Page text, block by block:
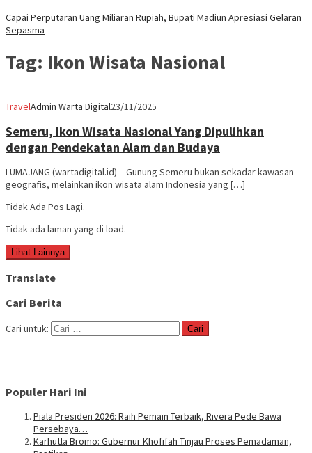
Capai Perputaran Uang Miliaran Rupiah, Bupati Madiun Apresiasi Gelaran
Sepasma
Tag: Ikon Wisata Nasional
TravelAdmin Warta Digital23/11/2025
Semeru, Ikon Wisata Nasional Yang Dipulihkan
dengan Pendekatan Alam dan Budaya
LUMAJANG (wartadigital.id) – Gunung Semeru bukan sekadar kawasan
geografis, melainkan ikon wisata alam Indonesia yang […]
Tidak Ada Pos Lagi.
Tidak ada laman yang di load.
Lihat Lainnya
Translate
Cari Berita
Cari untuk:
Populer Hari Ini
Piala Presiden 2026: Raih Pemain Terbaik, Rivera Pede Bawa
Persebaya…
Karhutla Bromo: Gubernur Khofifah Tinjau Proses Pemadaman,